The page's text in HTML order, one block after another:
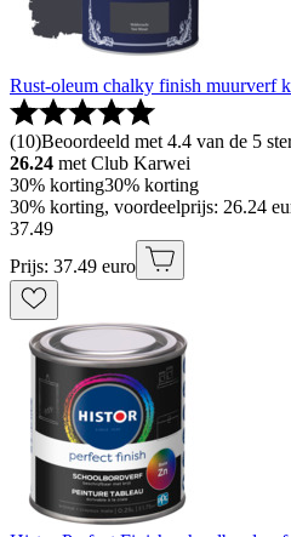
Rust-oleum chalky finish muurverf
(10)Beoordeeld met 4.4 van de 5
26.24 met Club Karwei
30% korting30% korting
30% korting, voordeelprijs: 26.24
37.49
Prijs: 37.49 euro